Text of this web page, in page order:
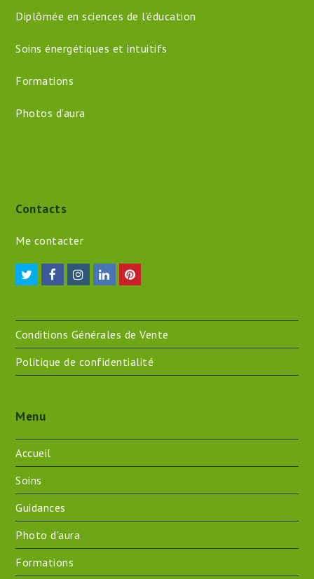
Diplômée en sciences de l’éducation
Soins énergétiques et intuitifs
Formations
Photos d’aura
Contacts
Me contacter
TwitterFacebookInstagram
LinkedInPinterest
Conditions Générales de Vente
Politique de confidentialité
Menu
Accueil
Soins
Guidances
Photo d’aura
Formations